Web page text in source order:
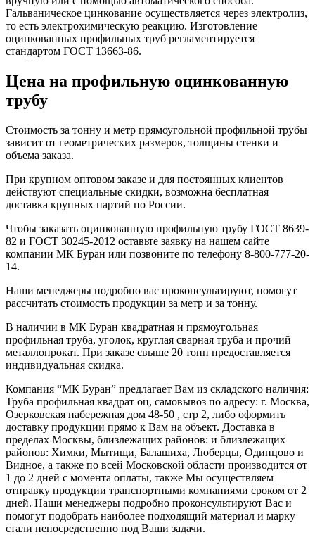
Гальваническое цинкование осуществляется через электролиз,
то есть электрохимическую реакцию. Изготовление
оцинкованных профильных труб регламентируется
стандартом ГОСТ 13663-86.
Цена на профильную оцинкованную
трубу
Стоимость за тонну и метр прямоугольной профильной трубы
зависит от геометрических размеров, толщины стенки и
объема заказа.
При крупном оптовом заказе и для постоянных клиентов
действуют специальные скидки, возможна бесплатная
доставка крупных партий по России.
Чтобы заказать оцинкованную профильную трубу ГОСТ 8639-
82 и ГОСТ 30245-2012 оставьте заявку на нашем сайте
компании МК Буран или позвоните по телефону 8-800-777-20-
14.
Наши менеджеры подробно вас проконсультируют, помогут
рассчитать стоимость продукции за метр и за тонну.
В наличии в МК Буран квадратная и прямоугольная
профильная труба, уголок, круглая сварная труба и прочий
металлопрокат. При заказе свыше 20 тонн предоставляется
индивидуальная скидка.
Компания “МК Буран” предлагает Вам из складского наличия:
Труба профильная квадрат оц, самовывоз по адресу: г. Москва,
Озерковская набережная дом 48-50 , стр 2, либо оформить
доставку продукции прямо к Вам на объект. Доставка в
пределах Москвы, близлежащих районов: и близлежащих
районов: Химки, Мытищи, Балашиха, Люберцы, Одинцово и
Видное, а также по всей Московской области производится от
1 до 2 дней с момента оплаты, также Мы осуществляем
отправку продукции транспортными компаниями сроком от 2
дней. Наши менеджеры подробно проконсультируют Вас и
помогут подобрать наиболее подходящий материал и марку
стали непосредственно под Ваши задачи.